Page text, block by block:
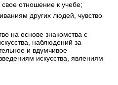
отношение к учебе;
других людей, чувство
на основе знакомства с
наблюдений за
и вдумчивое
искусства, явлениям